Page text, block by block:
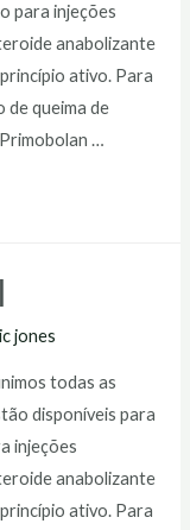
para injeções
anabolizante
ativo. Para
de queima de
…
jones
todas as
disponíveis para
injeções
anabolizante
ativo. Para